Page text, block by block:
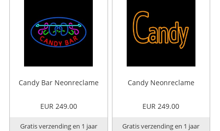
Candy Bar Neonreclame
EUR 249.00
Gratis verzending en 1 jaar
Candy Neonreclame
EUR 249.00
Gratis verzending en 1 jaar